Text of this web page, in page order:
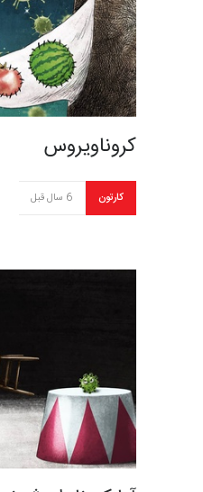
کروناویروس
کارتون 6 سال قبل